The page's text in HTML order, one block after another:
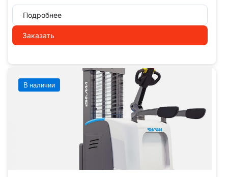
Подробнее
Заказать
В наличии